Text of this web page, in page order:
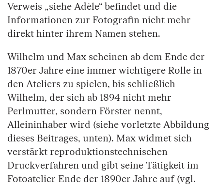
Verweis „siehe Adèle“ befindet und die
Informationen zur Fotografin nicht mehr
direkt hinter ihrem Namen stehen.
Wilhelm und Max scheinen ab dem Ende der
1870er Jahre eine immer wichtigere Rolle in
den Ateliers zu spielen, bis schließlich
Wilhelm, der sich ab 1894 nicht mehr
Perlmutter, sondern Förster nennt,
Alleininhaber wird (siehe vorletzte Abbildung
dieses Beitrages, unten). Max widmet sich
verstärkt reproduktionstechnischen
Druckverfahren und gibt seine Tätigkeit im
Fotoatelier Ende der 1890er Jahre auf (vgl.